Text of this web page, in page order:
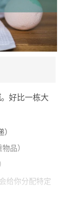
。好比一栋大
品）
给你分配特定